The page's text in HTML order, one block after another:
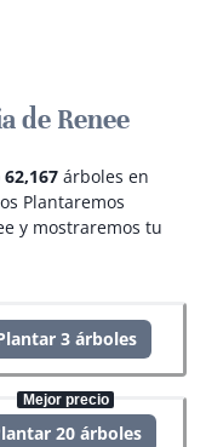
de Renee
62,167 árboles en
Plantaremos
y mostraremos tu
3 árboles
Mejor precio
20 árboles